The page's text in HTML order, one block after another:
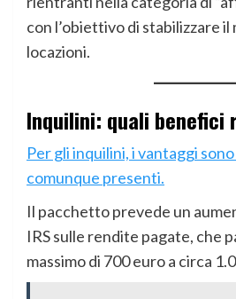
con l’obiettivo di stabilizzare
locazioni.
Inquilini: quali benefici
Per gli inquilini, i vantaggi
comunque presenti.
Il pacchetto prevede un
IRS sulle rendite pagate, che
massimo di 700 euro a circa